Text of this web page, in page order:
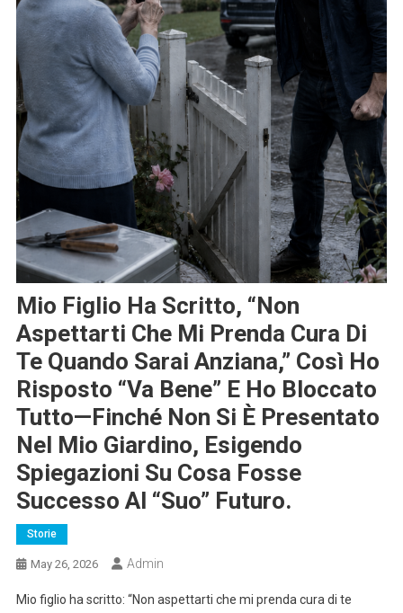
Mio Figlio Ha Scritto, “Non
Aspettarti Che Mi Prenda Cura Di
Te Quando Sarai Anziana,” Così Ho
Risposto “Va Bene” E Ho Bloccato
Tutto—Finché Non Si È Presentato
Nel Mio Giardino, Esigendo
Spiegazioni Su Cosa Fosse
Successo Al “suo” Futuro.
Storie
May 26, 2026 Admin
Mio figlio ha scritto: “Non aspettarti che mi prenda cura di te